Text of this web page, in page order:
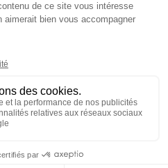
PACKAGING
Xavier Fafeur
FRANCE
DE COOKIES
CGV